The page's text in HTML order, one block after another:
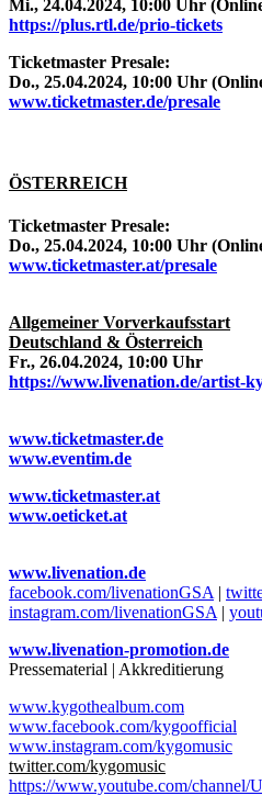
Mi., 24.04.2024, 10:00 Uhr
https://plus.rtl.de/prio-tickets
Ticketmaster Presale:
Do., 25.04.2024, 10:00 Uhr
www.ticketmaster.de/presale
ÖSTERREICH
Ticketmaster Presale:
Do., 25.04.2024, 10:00 Uhr
www.ticketmaster.at/presale
Allgemeiner Vorverkaufsstart
Deutschland & Österreich
Fr., 26.04.2024, 10:00 Uhr
https://www.livenation.de/artist-
www.ticketmaster.de
www.eventim.de
www.ticketmaster.at
www.oeticket.at
www.livenation.de
facebook.com/livenationGSA |
instagram.com/livenationGSA |
www.livenation-promotion.de
Pressematerial | Akkreditierung
www.kygothealbum.com
www.facebook.com/kygoofficial
www.instagram.com/kygomusic
twitter.com/kygomusic
https://www.youtube.com/channel/